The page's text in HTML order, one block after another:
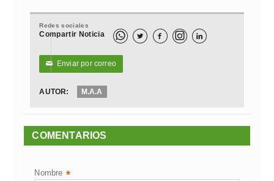
Redes sociales
Compartir Noticia   
✉ Enviar por correo
AUTOR: M.A.A
COMENTARIOS
Nombre *